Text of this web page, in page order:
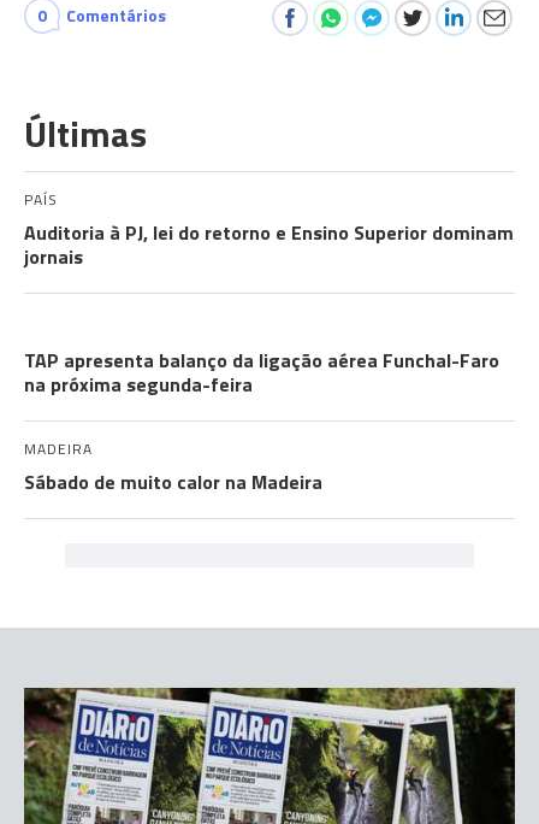
0 Comentários
Últimas
PAÍS
Auditoria à PJ, lei do retorno e Ensino Superior dominam
jornais
TAP apresenta balanço da ligação aérea Funchal-Faro
na próxima segunda-feira
MADEIRA
Sábado de muito calor na Madeira